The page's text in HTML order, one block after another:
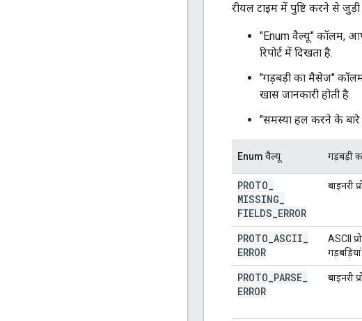
रीयल टाइम में पुष्टि करने से
"Enum वैल्यू" कॉलम, आपके
रिपोर्ट में दिखता है.
"गड़बड़ी का मैसेज" कॉलम
खास जानकारी होती है.
"समस्या हल करने के
Enum वैल्यू गड़बड़ी
PROTO
MISSING
FIELDS ERROR
बाइनरी
PROTO ASCII
ERROR
ASCII
गड़बड़ियां:
PROTO PARSE
ERROR
बाइनरी